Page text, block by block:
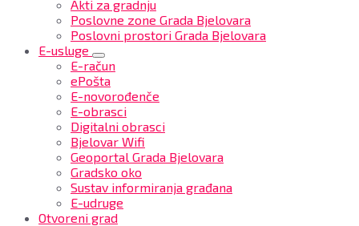
Akti za gradnju
Poslovne zone Grada Bjelovara
Poslovni prostori Grada Bjelovara
E-usluge
E-račun
ePošta
E-novorođenče
E-obrasci
Digitalni obrasci
Bjelovar Wifi
Geoportal Grada Bjelovara
Gradsko oko
Sustav informiranja građana
E-udruge
Otvoreni grad